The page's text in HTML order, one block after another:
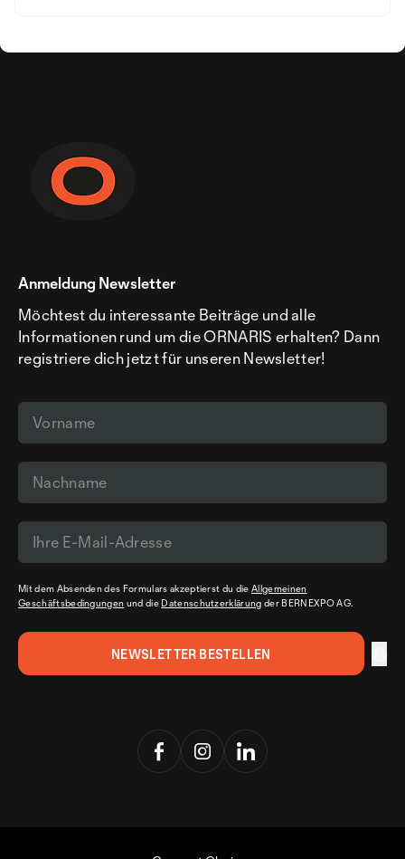
Anmeldung Newsletter
Möchtest du interessante Beiträge und alle
Informationen rund um die ORNARIS erhalten? Dann
registriere dich jetzt für unseren Newsletter!
Mit dem Absenden des Formulars akzeptierst du dieAllgemeinen
Geschäftsbedingungen und die Datenschutzerklärung der BERNEXPO AG.